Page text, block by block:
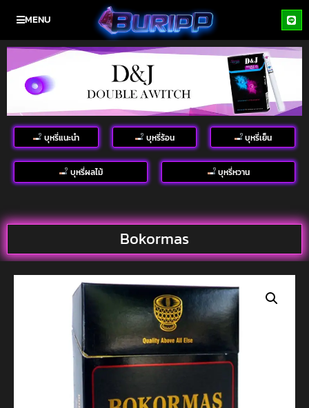
MENU
บุหรี่แนะนำ บุหรี่ร้อน บุหรี่เย็น
บุหรี่ผลไม้ บุหรี่หวาน
Bokormas